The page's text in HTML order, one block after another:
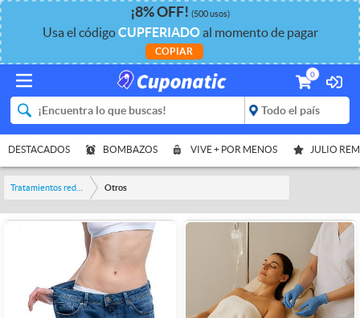
¡8%OFF! (500 usos)
Usa el códigoCUPFERIADOal momento de pagar
COPIAR
0
DESTACADOS BOMBAZOS VIVE + POR MENOS JULIO
Otros